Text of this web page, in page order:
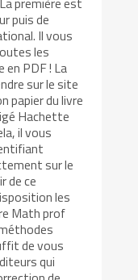
puis de
Il vous
les
PDF ! La
sur le site
papier du livre
Hachette
il vous
sur le
de ce
les
Math prof
de vous
qui